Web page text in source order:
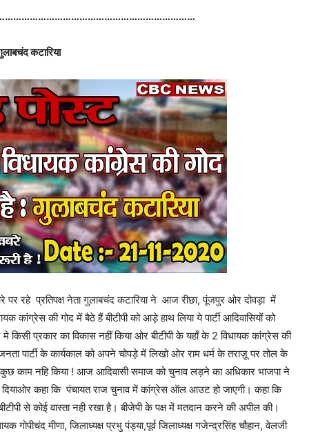
कटारिया
पर रहे प्रतिपक्ष नेता गुलाबचंद कटारिया ने आज रीछा, पूंजपुर ओर दोवड़ा में
कांग्रेस की गोद में बैठे हैं बीटीपी को आड़े हाथ लिया ये पार्टी आदिवासियों को
किसी प्रकार का विकास नहीं किया ओर बीटीपी के यहाँ के 2 विधायक कांग्रेस की
पार्टी के कार्यकाल को अपने चोपड़े में लिखो ओर राम धर्म के तराज़ू पर तोल के
काम नहि किया ! आज आदिवासी समाज को चुनाव लड़ने का अधिकार भाजपा ने
कहा कि पंचायत राज चुनाव में कांग्रेस ऑल आउट हो जाएगी। कहा कि
से कोई वास्ता नही रखा है। बीजेपी के पक्ष में मतदान करने की अपील की।
गोपीचंद मीणा, जिलाध्यक्ष प्रभु पंड्या,पूर्व जिलाध्यक्ष गजेन्द्रसिंह चौहान, वेलजी